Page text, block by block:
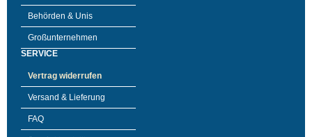
Behörden & Unis
Großunternehmen
SERVICE
Vertrag widerrufen
Versand & Lieferung
FAQ